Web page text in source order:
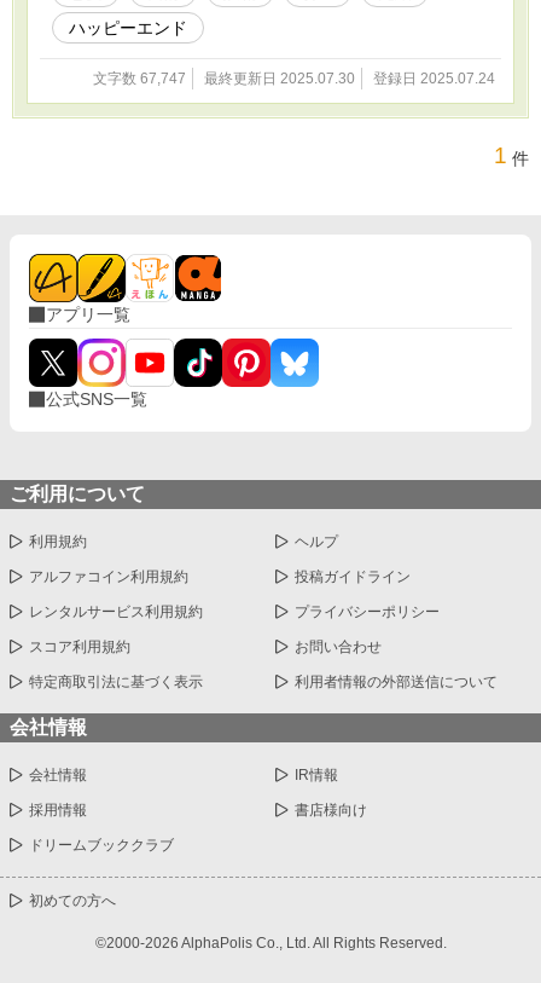
ず、キスも叶わず、けれども彼の命だけはなんとかして守ってみせ
る。 猪突猛進な妖精メリンの恋のお話。 この作品は『お願いだか
ら、キスしてください！〜妖精だけど人間に恋をしています〜』と
いうタイトルで「Berry's cafe（https://www.berrys-
cafe.jp/spn/book/n1700735/）」「小説家になろう」「Nolaノベ
ル」にも掲載しているものを加筆修正しています。
ハッピーエンド
文字数 67,747 最終更新日 2025.07.30 登録日 2025.07.24
1 件
アプリ一覧
公式SNS一覧
ご利用について
利用規約 ヘルプ
アルファコイン利用規約 投稿ガイドライン
レンタルサービス利用規約 プライバシーポリシー
スコア利用規約 お問い合わせ
特定商取引法に基づく表示 利用者情報の外部送信について
会社情報
会社情報 IR情報
採用情報 書店様向け
ドリームブッククラブ
初めての方へ
©2000-2026 AlphaPolis Co., Ltd. All Rights Reserved.